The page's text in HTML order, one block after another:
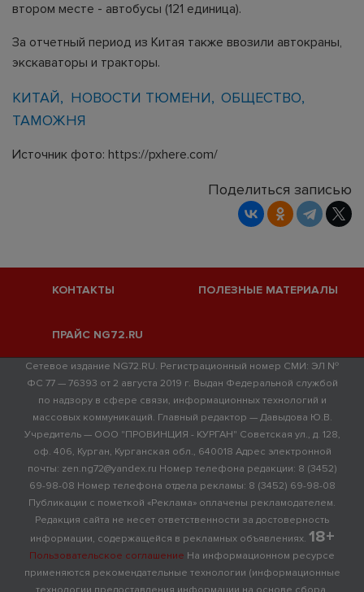
втором месте - автобусы (121 единица).
За отчетный период из Китая также ввозили автокраны,
экскаваторы и тракторы.
КИТАЙ НОВОСТИ ТЮМЕНИ
ОБЩЕСТВО
ТАМОЖНЯ
Источник фото: https://pxhere.com/
Поделиться записью
КОНТАКТЫ ПОЛЕЗНЫЕ МАТЕРИАЛЫ
ПРАЙС NG72.RU
Сетевое издание NG72.RU. Регистрационный номер СМИ: ЭЛ №
ФС 77 — 76393 от 2 августа 2019 г. Выдан Федеральной службой
по надзору в сфере связи, информационных технологий и
массовых коммуникаций. Главный редактор — Давыдова Ю.В.
Учредитель — ООО "ПРОВИНЦИЯ - КУРГАН" Советская ул., д. 128,
оф. 406, Курган, Курганская обл., 640018 Адрес электронной
почты: zen.ng72@yandex.ru Номер телефона редакции: 8 (3452)
69-98-08 Номер телефона отдела рекламы: 8 (3452) 69-98-08
Публикации с пометкой «Реклама» оплачены рекламодателем.
Редакция сайта не несет ответственности за достоверность
информации, содержащейся в рекламных объявлениях. 18+
Пользовательское соглашение На информационном ресурсе
применяются рекомендательные технологии (информационные